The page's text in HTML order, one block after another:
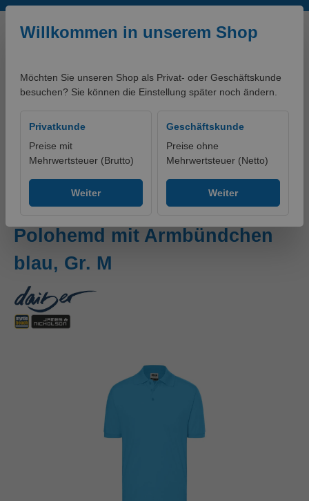
Zum Hauptinhalt springen
Willkommen in unserem Shop
Möchten Sie unseren Shop als Privat- oder Geschäftskunde
besuchen? Sie können die Einstellung später noch ändern.
Privatkunde
Preise mit
Mehrwertsteuer (Brutto)
Weiter
Geschäftskunde
Preise ohne
Mehrwertsteuer (Netto)
Weiter
Classic Polo Hochwertiges
Polohemd mit Armbündchen
blau, Gr. M